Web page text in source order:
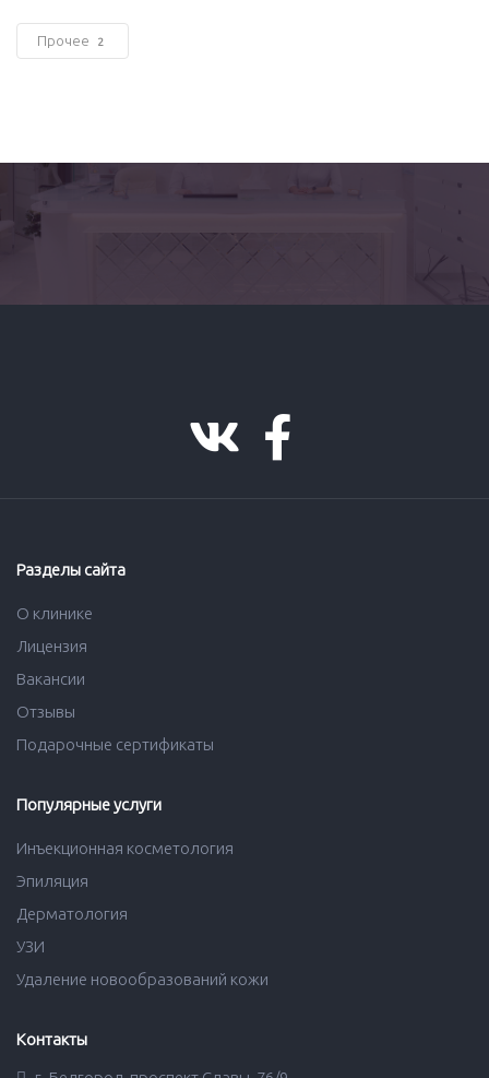
Прочее 2
Разделы сайта
О клинике
Лицензия
Вакансии
Отзывы
Подарочные сертификаты
Популярные услуги
Инъекционная косметология
Эпиляция
Дерматология
УЗИ
Удаление новообразований кожи
Контакты